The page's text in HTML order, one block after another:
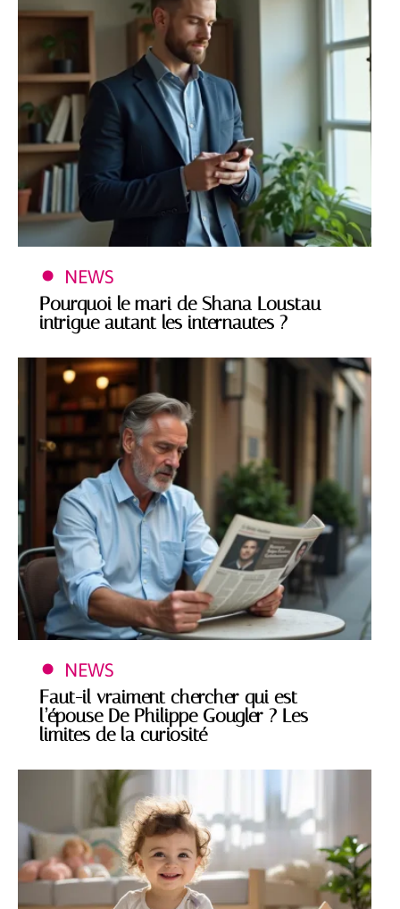
NEWS
Pourquoi le mari de Shana Loustau
intrigue autant les internautes ?
NEWS
Faut-il vraiment chercher qui est
l’épouse De Philippe Gougler ? Les
limites de la curiosité